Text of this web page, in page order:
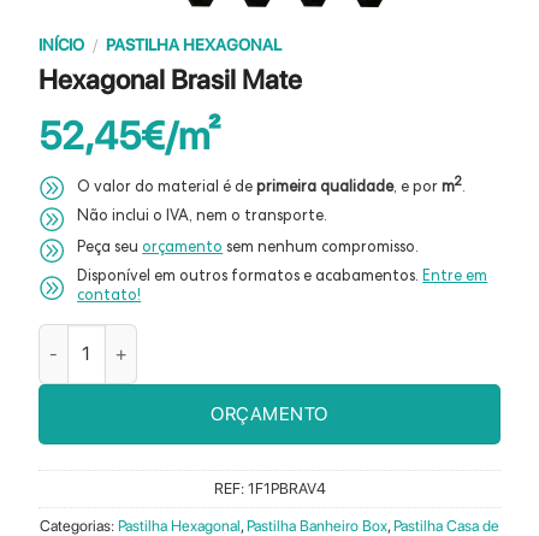
INÍCIO / PASTILHA HEXAGONAL
Hexagonal Brasil Mate
52,45€
O valor do material é de primeira qualidade, e porm2.
Não inclui o IVA, nem o transporte.
Peça seuorçamento sem nenhum compromisso.
Disponível em outros formatos e acabamentos.Entre em
contato!
ORÇAMENTO
REF: 1F1PBRAV4
Categorias: Pastilha Hexagonal, Pastilha Banheiro Box, Pastilha Casa de